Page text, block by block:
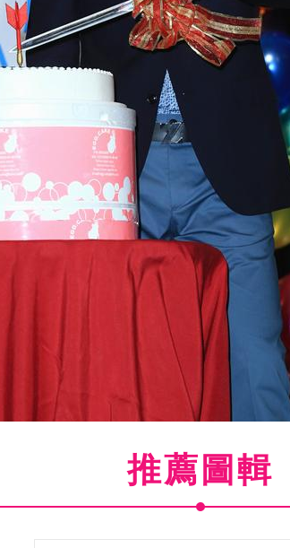
/22)王傳一生日派對推薦圖輯